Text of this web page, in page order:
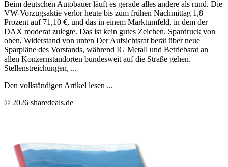
Beim deutschen Autobauer läuft es gerade alles andere als rund. Die
VW-Vorzugsaktie verlor heute bis zum frühen Nachmittag 1,8
Prozent auf 71,10 €, und das in einem Marktumfeld, in dem der
DAX moderat zulegte. Das ist kein gutes Zeichen. Spardruck von
oben, Widerstand von unten Der Aufsichtsrat berät über neue
Sparpläne des Vorstands, während IG Metall und Betriebsrat an
allen Konzernstandorten bundesweit auf die Straße gehen.
Stellenstreichungen, ...
Den vollständigen Artikel lesen ...
© 2026 sharedeals.de